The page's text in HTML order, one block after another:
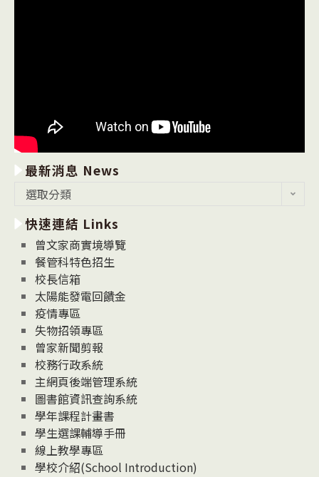
最新消息 News
消
息
News
選取分類
快速連結 Links
曾文家商實境導覽
餐管科特色招生
校長信箱
太陽能發電回饋金
疫情專區
失物招領專區
曾家新聞剪報
校務行政系統
主網頁後端管理系統
圖書館資訊查詢系統
學年課程計畫書
學生選課輔導手冊
線上教學專區
學校介紹(School Introduction)